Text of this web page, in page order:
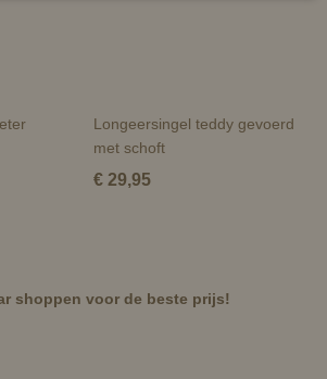
Longeersingel teddy gevoerd
met schoft
€ 29,95
shoppen voor de beste prijs!